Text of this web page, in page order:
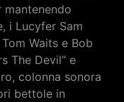
mantenendo
i Lucyfer Sam
Waits e Bob
The Devil” e
colonna sonora
bettole in